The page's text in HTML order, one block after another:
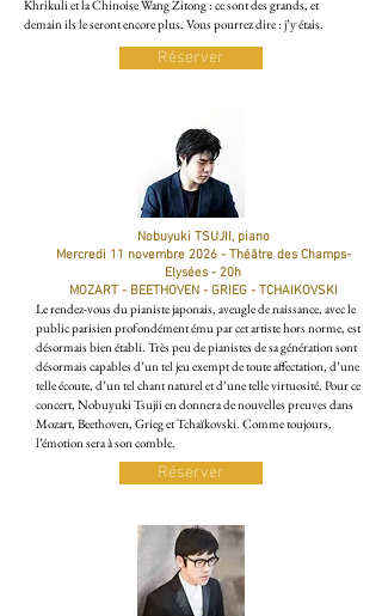
Khrikuli et la Chinoise Wang Zitong : ce sont des grands, et
demain ils le seront encore plus. Vous pourrez dire : j’y étais.
Réserver
Nobuyuki TSUJII, piano
Mercredi 11 novembre 2026 - Théâtre des Champs-
Elysées - 20h
MOZART - BEETHOVEN - GRIEG - TCHAIKOVSKI
Le rendez-vous du pianiste japonais, aveugle de naissance, avec le
public parisien profondément ému par cet artiste hors norme, est
désormais bien établi. Très peu de pianistes de sa génération sont
désormais capables d’un tel jeu exempt de toute affectation, d’une
telle écoute, d’un tel chant naturel et d’une telle virtuosité. Pour ce
concert, Nobuyuki Tsujii en donnera de nouvelles preuves dans
Mozart, Beethoven, Grieg et Tchaïkovski. Comme toujours,
l’émotion sera à son comble.
Réserver